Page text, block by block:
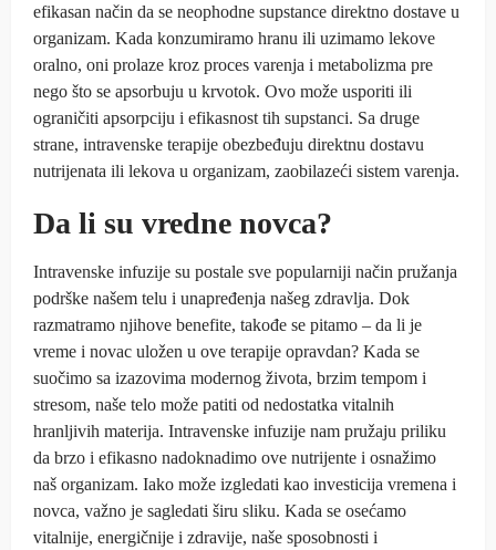
efikasan način da se neophodne supstance direktno dostave u
organizam. Kada konzumiramo hranu ili uzimamo lekove
oralno, oni prolaze kroz proces varenja i metabolizma pre
nego što se apsorbuju u krvotok. Ovo može usporiti ili
ograničiti apsorpciju i efikasnost tih supstanci. Sa druge
strane, intravenske terapije obezbeđuju direktnu dostavu
nutrijenata ili lekova u organizam, zaobilazeći sistem varenja.
Da li su vredne novca?
Intravenske infuzije su postale sve popularniji način pružanja
podrške našem telu i unapređenja našeg zdravlja. Dok
razmatramo njihove benefite, takođe se pitamo – da li je
vreme i novac uložen u ove terapije opravdan? Kada se
suočimo sa izazovima modernog života, brzim tempom i
stresom, naše telo može patiti od nedostatka vitalnih
hranljivih materija. Intravenske infuzije nam pružaju priliku
da brzo i efikasno nadoknadimo ove nutrijente i osnažimo
naš organizam. Iako može izgledati kao investicija vremena i
novca, važno je sagledati širu sliku. Kada se osećamo
vitalnije, energičnije i zdravije, naše sposobnosti i